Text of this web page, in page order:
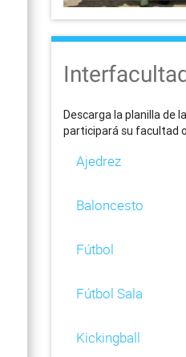
Descarga la planilla de
participará su facultad
Ajedrez
Baloncesto
Fútbol
Fútbol Sala
Kickingball